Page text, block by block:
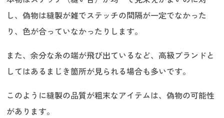
し、偽物は縫製が雑でステッチの間隔が一定でなかった
り、色が合っていなかったりします。
また、余分な糸の端が飛び出ているなど、高級ブランドと
してはあるまじき箇所が見られる場合も多いです。
このように縫製の品質が粗末なアイテムは、偽物の可能性
があります。